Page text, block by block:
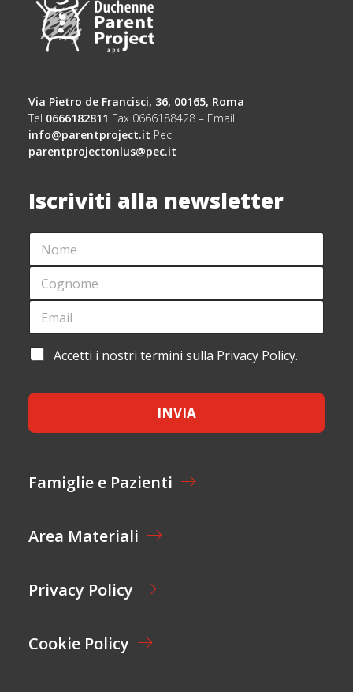
Via Pietro de Francisci, 36, 00165, Roma –
Tel 0666182811 Fax 0666188428 – Email
info@parentproject.it Pec
parentprojectonlus@pec.it
Iscriviti alla newsletter
N
M
*
C
G
O
E
E
A
I
L
A
E
A
Z
N
E
A
I
L
A
E
T
O
*
Accetti i nostri termini sulla Privacy Policy.
INVIA
Famiglie e Pazienti
Area Materiali
Privacy Policy
Cookie Policy